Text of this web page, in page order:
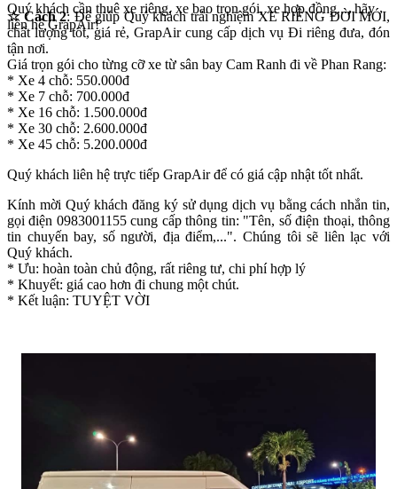
Quý khách cần thuê xe riêng, xe bao trọn gói, xe hợp đồng..., hãy
liên hệ GrapAir!
☆ Cách 2: Để giúp Quý khách trải nghiệm XE RIÊNG ĐỜI MỚI,
chất lượng tốt, giá rẻ, GrapAir cung cấp dịch vụ Đi riêng đưa, đón
tận nơi.
Giá trọn gói cho từng cỡ xe từ sân bay Cam Ranh đi về Phan Rang:
* Xe 4 chỗ: 550.000đ
* Xe 7 chỗ: 700.000đ
* Xe 16 chỗ: 1.500.000đ
* Xe 30 chỗ: 2.600.000đ
* Xe 45 chỗ: 5.200.000đ
Quý khách liên hệ trực tiếp GrapAir để có giá cập nhật tốt nhất.
Kính mời Quý khách đăng ký sử dụng dịch vụ bằng cách nhắn tin,
gọi điện 0983001155 cung cấp thông tin: "Tên, số điện thoại, thông
tin chuyến bay, số người, địa điểm,...". Chúng tôi sẽ liên lạc với
Quý khách.
* Ưu: hoàn toàn chủ động, rất riêng tư, chi phí hợp lý
* Khuyết: giá cao hơn đi chung một chút.
* Kết luận: TUYỆT VỜI